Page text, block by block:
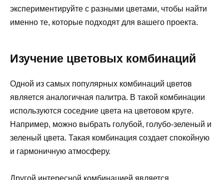
экспериментируйте с разными цветами, чтобы найти
именно те, которые подходят для вашего проекта.
Изучение цветовых комбинаций
Одной из самых популярных комбинаций цветов
является аналогичная палитра. В такой комбинации
используются соседние цвета на цветовом круге.
Например, можно выбрать голубой, голубо-зеленый и
зеленый цвета. Такая комбинация создает спокойную
и гармоничную атмосферу.